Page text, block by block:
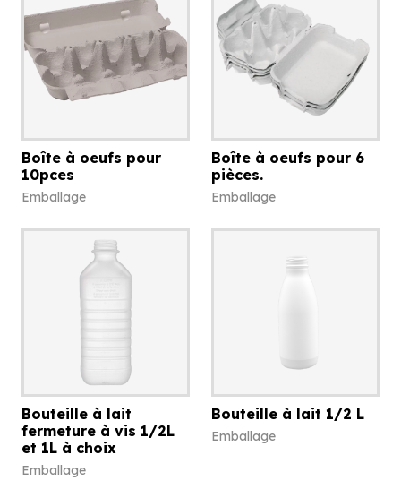
Boîte à oeufs pour
10pces
Emballage
Boîte à oeufs pour 6
pièces.
Emballage
Bouteille à lait
fermeture à vis 1/2L
et 1L à choix
Emballage
Bouteille à lait 1/2 L
Emballage